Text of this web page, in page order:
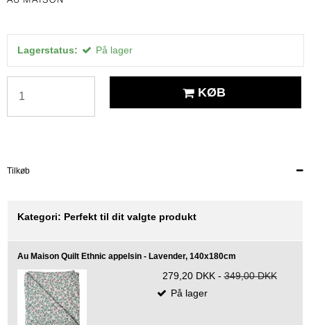
Lagerstatus: På lager
KØB
Tilkøb
Kategori: Perfekt til dit valgte produkt
Au Maison Quilt Ethnic appelsin - Lavender, 140x180cm
279,20 DKK-349,00 DKK
På lager